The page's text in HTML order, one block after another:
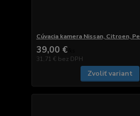
Cúvacia kamera Nissan, Citroen,
39,00 €
31,71 € bez DPH
Zvoliť variant